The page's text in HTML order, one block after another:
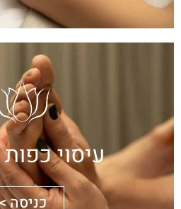
עיסוי כפות
כניסה